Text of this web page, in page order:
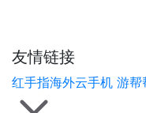
友情链接
红手指海外云手机 游帮